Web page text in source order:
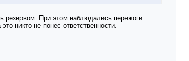
резервом. При этом наблюдались пережоги
никто не понес ответственности.